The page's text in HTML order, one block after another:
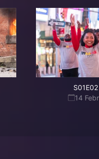
S01E02
14